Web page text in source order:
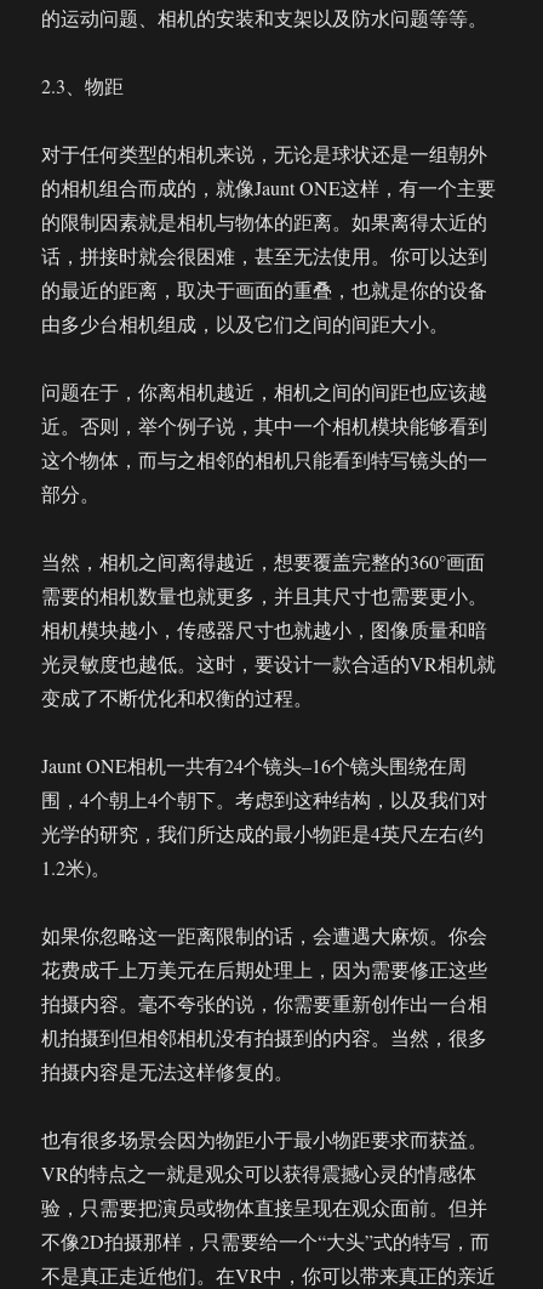
的运动问题、相机的安装和支架以及防水问题等等。
2.3、物距
对于任何类型的相机来说，无论是球状还是一组朝外
的相机组合而成的，就像Jaunt ONE这样，有一个主要
的限制因素就是相机与物体的距离。如果离得太近的
话，拼接时就会很困难，甚至无法使用。你可以达到
的最近的距离，取决于画面的重叠，也就是你的设备
由多少台相机组成，以及它们之间的间距大小。
问题在于，你离相机越近，相机之间的间距也应该越
近。否则，举个例子说，其中一个相机模块能够看到
这个物体，而与之相邻的相机只能看到特写镜头的一
部分。
当然，相机之间离得越近，想要覆盖完整的360°画面
需要的相机数量也就更多，并且其尺寸也需要更小。
相机模块越小，传感器尺寸也就越小，图像质量和暗
光灵敏度也越低。这时，要设计一款合适的VR相机就
变成了不断优化和权衡的过程。
Jaunt ONE相机一共有24个镜头–16个镜头围绕在周
围，4个朝上4个朝下。考虑到这种结构，以及我们对
光学的研究，我们所达成的最小物距是4英尺左右(约
1.2米)。
如果你忽略这一距离限制的话，会遭遇大麻烦。你会
花费成千上万美元在后期处理上，因为需要修正这些
拍摄内容。毫不夸张的说，你需要重新创作出一台相
机拍摄到但相邻相机没有拍摄到的内容。当然，很多
拍摄内容是无法这样修复的。
也有很多场景会因为物距小于最小物距要求而获益。
VR的特点之一就是观众可以获得震撼心灵的情感体
验，只需要把演员或物体直接呈现在观众面前。但并
不像2D拍摄那样，只需要给一个“大头”式的特写，而
不是真正走近他们。在VR中，你可以带来真正的亲近